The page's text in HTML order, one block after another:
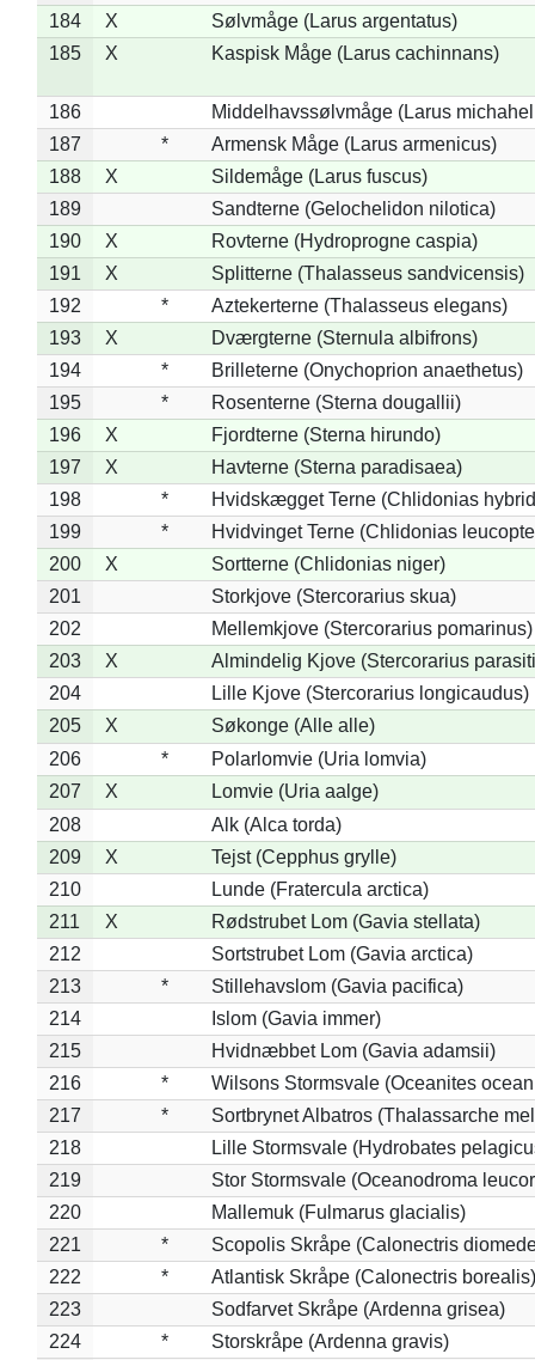
184
X
Sølvmåge (Larus argentatus)
185
X Kaspisk Måge (Larus cachinnans)
186
Middelhavssølvmåge (Larus
187
*
Armensk Måge (Larus armenicus)
188
X
Sildemåge (Larus fuscus)
189
Sandterne (Gelochelidon nilotica)
190
X
Rovterne (Hydroprogne caspia)
191
X
Splitterne (Thalasseus sandvicensis)
192
*
Aztekerterne (Thalasseus elegans)
193
X
Dværgterne (Sternula albifrons)
194
*
Brilleterne (Onychoprion anaethetus)
195
*
Rosenterne (Sterna dougallii)
196
X
Fjordterne (Sterna hirundo)
197
X
Havterne (Sterna paradisaea)
198
*
Hvidskægget Terne (Chlidonias
199
*
Hvidvinget Terne (Chlidonias
200
X
Sortterne (Chlidonias niger)
201
Storkjove (Stercorarius skua)
202
Mellemkjove (Stercorarius pomarinus)
203
X
Almindelig Kjove (Stercorarius
204
Lille Kjove (Stercorarius longicaudus)
205
X
Søkonge (Alle alle)
206
*
Polarlomvie (Uria lomvia)
207
X
Lomvie (Uria aalge)
208
Alk (Alca torda)
209
X
Tejst (Cepphus grylle)
210
Lunde (Fratercula arctica)
211
X
Rødstrubet Lom (Gavia stellata)
212
Sortstrubet Lom (Gavia arctica)
213
*
Stillehavslom (Gavia pacifica)
214
Islom (Gavia immer)
215
Hvidnæbbet Lom (Gavia adamsii)
216
*
Wilsons Stormsvale (Oceanites
217
*
Sortbrynet Albatros (Thalassarche
218
Lille Stormsvale (Hydrobates
219
Stor Stormsvale (Oceanodroma
220
Mallemuk (Fulmarus glacialis)
221
*
Scopolis Skråpe (Calonectris
222
*
Atlantisk Skråpe (Calonectris borealis)
223
Sodfarvet Skråpe (Ardenna grisea)
224
* Storskråpe (Ardenna gravis)